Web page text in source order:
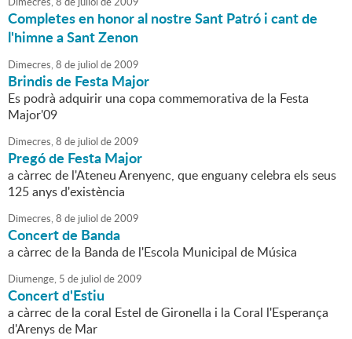
Completes en honor al nostre Sant Patró i cant de
l'himne a Sant Zenon
Dimecres,8 de juliol de2009
Brindis de Festa Major
Es podrà adquirir una copa commemorativa de la Festa
Major'09
Dimecres,8 de juliol de2009
Pregó de Festa Major
a càrrec de l'Ateneu Arenyenc, que enguany celebra els seus
125 anys d'existència
Dimecres,8 de juliol de2009
Concert de Banda
a càrrec de la Banda de l'Escola Municipal de Música
Diumenge, 5 de juliol de2009
Concert d'Estiu
a càrrec de la coral Estel de Gironella i la Coral l'Esperança
d'Arenys de Mar